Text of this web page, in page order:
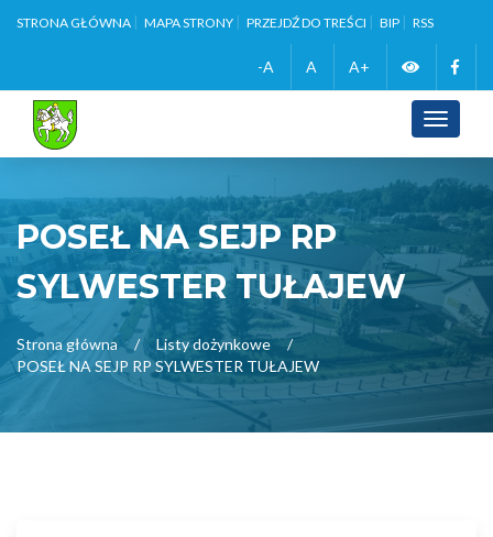
STRONA GŁÓWNA MAPA STRONY PRZEJDŹ DO TREŚCI BIP RSS
-A A A+ Zmień
wersję
Toggle
POSEŁ NA SEJP RP
SYLWESTER TUŁAJEW
Strona główna
Listy dożynkowe
POSEŁ NA SEJP RP SYLWESTER TUŁAJEW